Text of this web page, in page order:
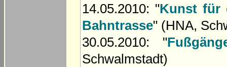
14.05.2010: "Kunst für
Bahntrasse" (HNA,
30.05.2010: "
Schwalmstadt)